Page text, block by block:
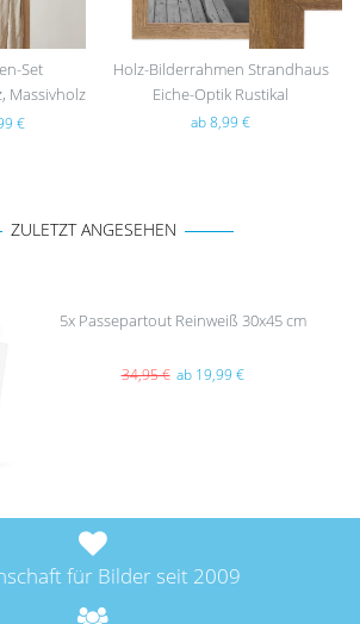
Set
Massivholz
€
Holz-Bilderrahmen Strandhaus
Eiche-Optik Rustikal
ab 8,99 €
ZULETZT ANGESEHEN
5x Passepartout Reinweiß 30x45 cm
34,95 € ab 19,99 €
für Bilder seit 2009